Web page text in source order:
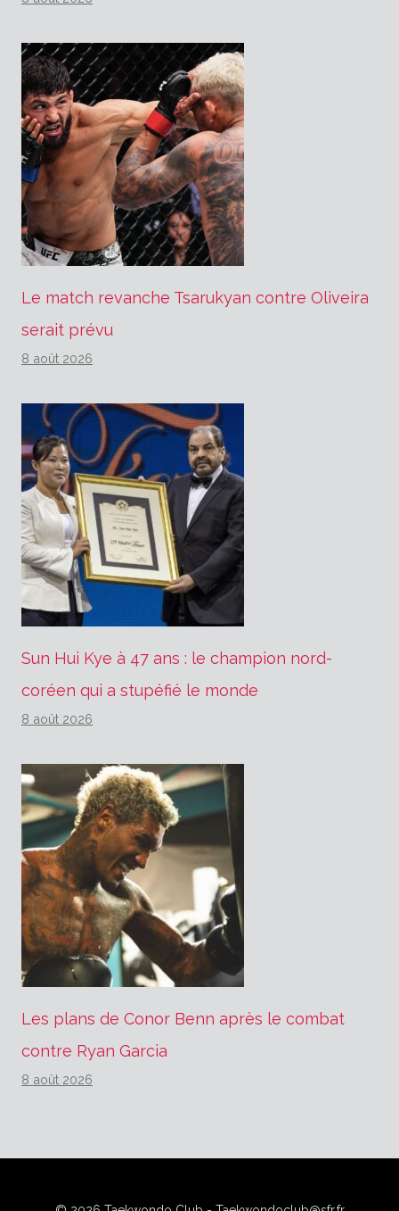
Le match revanche Tsarukyan contre Oliveira
serait prévu
8 août 2026
Sun Hui Kye à 47 ans : le champion nord-
coréen qui a stupéfié le monde
8 août 2026
Les plans de Conor Benn après le combat
contre Ryan Garcia
8 août 2026